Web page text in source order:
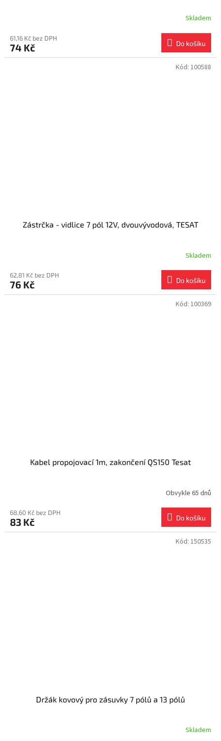
Skladem
61,16 Kč bez DPH
74 Kč Do košíku
Zástrčka - vidlice 7 pól 12V, dvouvývodová, TESAT
Skladem
62,81 Kč bez DPH
76 Kč Do košíku
Kód: 100588
Kabel propojovací 1m, zakončení QS150 Tesat
Obvykle 65 dnů
68,60 Kč bez DPH
83 Kč Do košíku
Kód: 100369
Držák kovový pro zásuvky 7 pólů a 13 pólů
Skladem
Kód: 150535